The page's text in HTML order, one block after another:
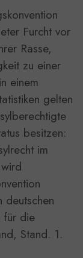
Furcht vor
Rasse,
zu einer
einem
gelten
besitzen:
im
für die
Stand. 1.